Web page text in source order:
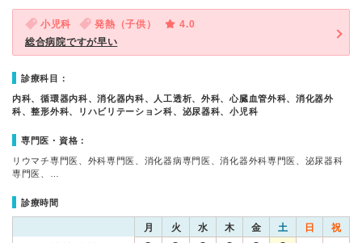
小児科 発熱（子供）
4.0
総合病院ですが早い
診療科目：
内科、循環器内科、消化器内科、人工透析、外科、心臓血管外科、消化器外
科、整形外科、リハビリテーション科、泌尿器科、小児科
専門医・資格：
リウマチ専門医、外科専門医、消化器病専門医、消化器外科専門医、泌尿器科
専門医、…
診療時間
月 火 水 木 金 土 日 祝